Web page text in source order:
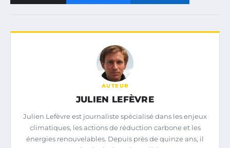
AUTEUR
JULIEN LEFÈVRE
Julien Lefèvre est journaliste spécialisé dans les enjeux
climatiques, les actions de réduction carbone et les
énergies renouvelables. Depuis près de quinze ans, il